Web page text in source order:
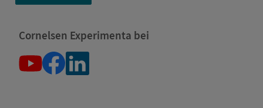
Cornelsen Experimenta bei